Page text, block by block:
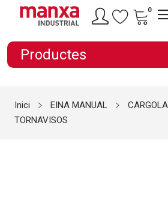
0
Productes
Inici EINA MANUAL
TORNAVISOS